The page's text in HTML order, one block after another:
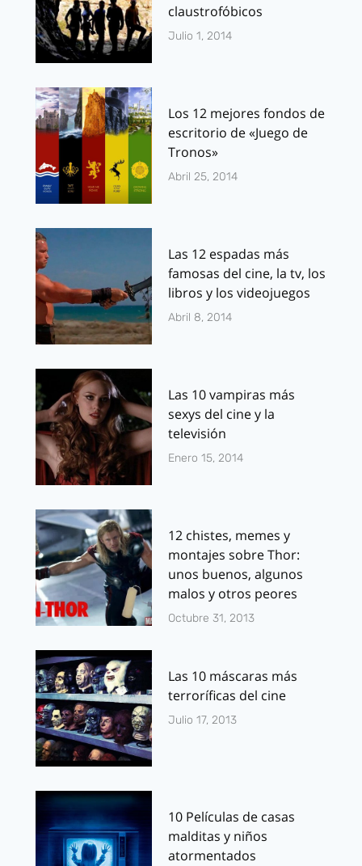
claustrofóbicos
Julio 1, 2014
Los 12 mejores fondos de
escritorio de «Juego de
Tronos»
Abril 25, 2014
Las 12 espadas más
famosas del cine, la tv, los
libros y los videojuegos
Abril 8, 2014
Las 10 vampiras más
sexys del cine y la
televisión
Enero 15, 2014
12 chistes, memes y
montajes sobre Thor:
unos buenos, algunos
malos y otros peores
Octubre 31, 2013
Las 10 máscaras más
terroríficas del cine
Julio 17, 2013
10 Películas de casas
malditas y niños
atormentados